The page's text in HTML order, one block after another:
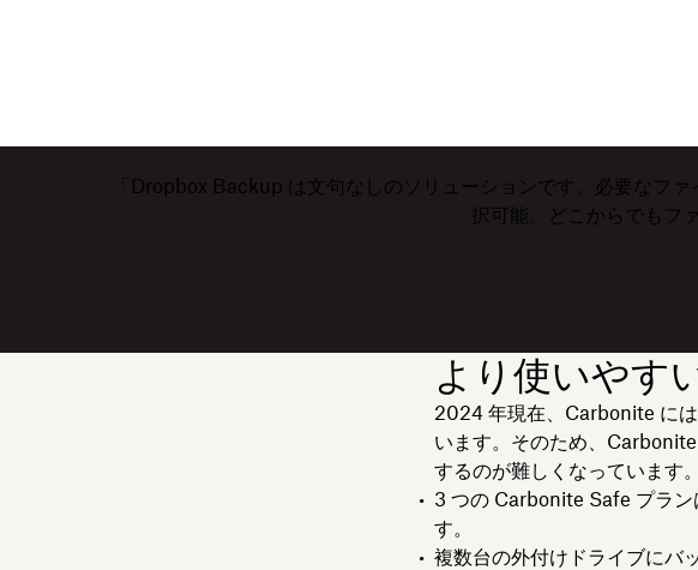
「Dropbox Backup は文句なしのソリューションです。必要なフ
択可能。どこからでもフ
より使いや
2024 年現在、Carbonite に
います。そのため、
するのが難しくなっています。
3 つの Carbonite Safe プラン
す。
複数台の外付けドライブにバ